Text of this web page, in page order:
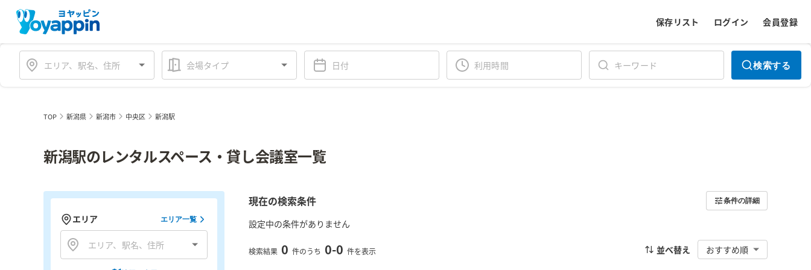
保存リスト ログイン 会員登録
会場タイプ 検索する
TOP 新潟県 新潟市 中央区 新潟駅
新潟駅のレンタルスペース・貸し会議室一覧
現在の検索条件 条件の詳細
設定中の条件がありません
検索結果 0 件のうち 0-0 件を表示 並べ替え おすすめ順
エリア エリア一覧